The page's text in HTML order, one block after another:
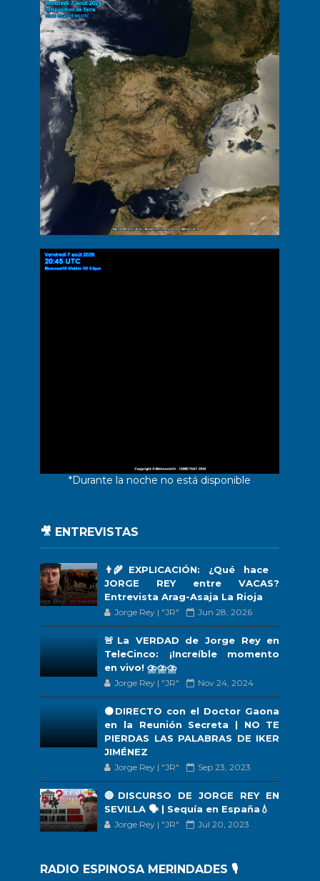
*Durante la noche no está disponible
🎥 ENTREVISTAS
👨‍🌾EXPLICACIÓN: ¿Qué hace
JORGE REY entre VACAS?
Entrevista Arag-Asaja La Rioja
Jorge Rey | "JR" Jun 28, 2026
🚨La VERDAD de Jorge Rey en
TeleCinco: ¡Increíble momento
en vivo! ⛈️⛈️⛈️
Jorge Rey | "JR" Nov 24, 2024
🟠DIRECTO con el Doctor Gaona
en la Reunión Secreta | NO TE
PIERDAS LAS PALABRAS DE IKER
JIMÉNEZ
Jorge Rey | "JR" Sep 23, 2023
🔴DISCURSO DE JORGE REY EN
SEVILLA 🗣 | Sequía en España💧
Jorge Rey | "JR" Jul 20, 2023
RADIO ESPINOSA MERINDADES 🎙️